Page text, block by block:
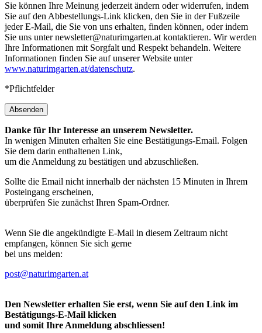
Sie können Ihre Meinung jederzeit ändern oder widerrufen, indem
Sie auf den Abbestellungs-Link klicken, den Sie in der Fußzeile
jeder E-Mail, die Sie von uns erhalten, finden können, oder indem
Sie uns unter newsletter@naturimgarten.at kontaktieren. Wir werden
Ihre Informationen mit Sorgfalt und Respekt behandeln. Weitere
Informationen finden Sie auf unserer Website unter
www.naturimgarten.at/datenschutz.
*Pflichtfelder
Absenden
Danke für Ihr Interesse an unserem Newsletter.
In wenigen Minuten erhalten Sie eine Bestätigungs-Email. Folgen
Sie dem darin enthaltenen Link,
um die Anmeldung zu bestätigen und abzuschließen.
Sollte die Email nicht innerhalb der nächsten 15 Minuten in Ihrem
Posteingang erscheinen,
überprüfen Sie zunächst Ihren Spam-Ordner.
Wenn Sie die angekündigte E-Mail in diesem Zeitraum nicht
empfangen, können Sie sich gerne
bei uns melden:
post@naturimgarten.at
Den Newsletter erhalten Sie erst, wenn Sie auf den Link im
Bestätigungs-E-Mail klicken
und somit Ihre Anmeldung abschliessen!